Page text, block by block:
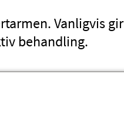
Vanligvis gir
behandling.